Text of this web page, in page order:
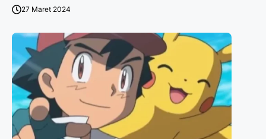
27 Maret 2024